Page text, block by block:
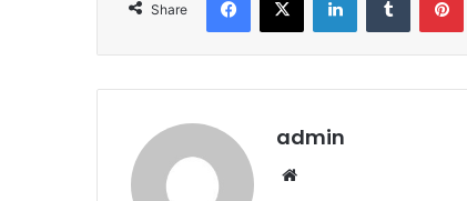
Share
admin